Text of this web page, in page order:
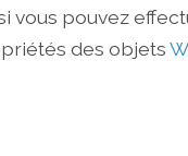
vous pouvez
des objets